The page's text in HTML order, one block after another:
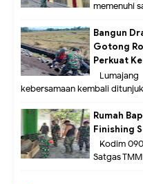
memenuhi
Bangun
Gotong
Perkuat
Lumajang
kebersamaan kembali
Rumah
Finishing
Kodim
Satgas